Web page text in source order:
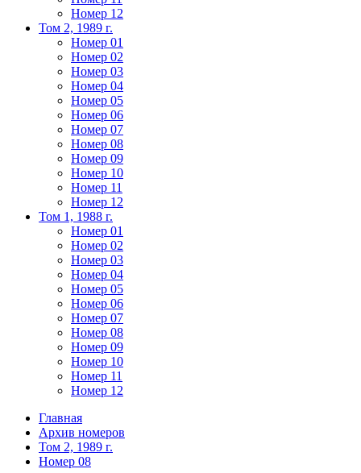
Номер 12
Том 2, 1989 г.
Номер 01
Номер 02
Номер 03
Номер 04
Номер 05
Номер 06
Номер 07
Номер 08
Номер 09
Номер 10
Номер 11
Номер 12
Том 1, 1988 г.
Номер 01
Номер 02
Номер 03
Номер 04
Номер 05
Номер 06
Номер 07
Номер 08
Номер 09
Номер 10
Номер 11
Номер 12
Главная
Архив номеров
Том 2, 1989 г.
Номер 08